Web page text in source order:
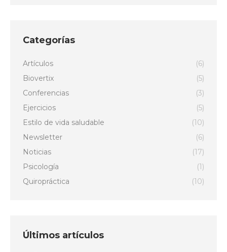
Categorías
Artículos
(6)
Biovertix
(5)
Conferencias
(3)
Ejercicios
(5)
Estilo de vida saludable
(10)
Newsletter
(6)
Noticias
(17)
Psicología
(1)
Quiropráctica
(10)
Últimos artículos